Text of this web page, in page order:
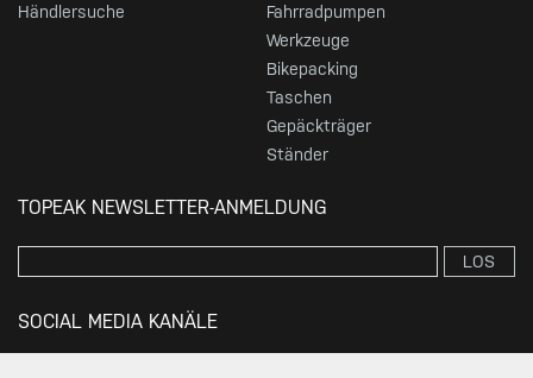
Händlersuche
Fahrradpumpen
Werkzeuge
Bikepacking
Taschen
Gepäckträger
Ständer
TOPEAK NEWSLETTER-ANMELDUNG
LOS
SOCIAL MEDIA KANÄLE